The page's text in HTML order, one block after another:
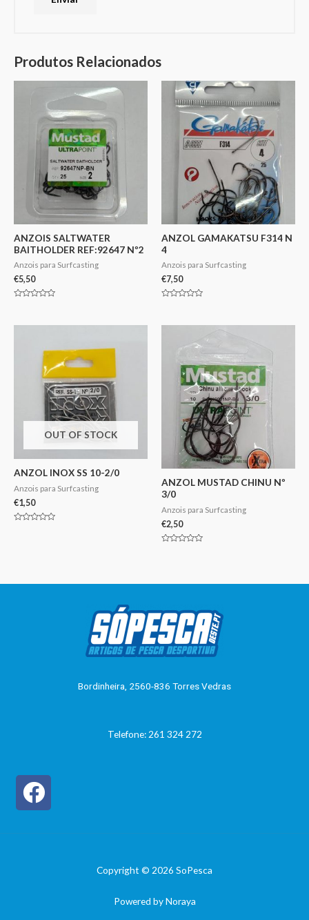
Produtos Relacionados
ANZOIS SALTWATER
BAITHOLDER REF:92647 Nº2
Anzois para Surfcasting
€5,50
5
ANZOL GAMAKATSU F314 N
4
Anzois para Surfcasting
€7,50
5
OUT OF STOCK
ANZOL INOX SS 10-2/0
Anzois para Surfcasting
€1,50
ANZOL MUSTAD CHINU Nº
3/0
Anzois para Surfcasting
€2,50
Bordinheira, 2560-836 Torres Vedras
Telefone: 261 324 272
Copyright © 2026 SoPesca
Powered by Noraya